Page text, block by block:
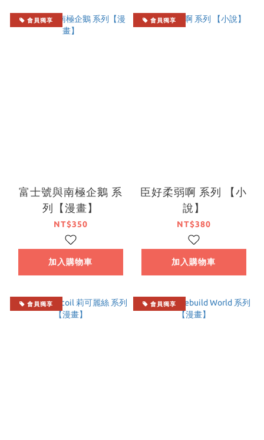
會員獨享
富士號與南極企鵝 系
列【漫畫】
NT$350
加入購物車
會員獨享
臣好柔弱啊 系列 【小
說】
NT$380
加入購物車
會員獨享 會員獨享